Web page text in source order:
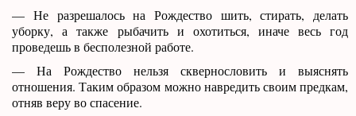
— Не разрешалось на Рождество шить, стирать, делать
уборку, а также рыбачить и охотиться, иначе весь год
проведешь в бесполезной работе.
— На Рождество нельзя сквернословить и выяснять
отношения. Таким образом можно навредить своим предкам,
отняв веру во спасение.